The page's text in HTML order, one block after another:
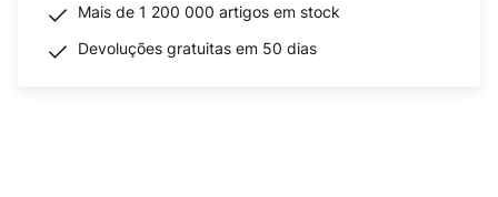
Mais de 1 200 000 artigos em stock
Devoluções gratuitas em 50 dias